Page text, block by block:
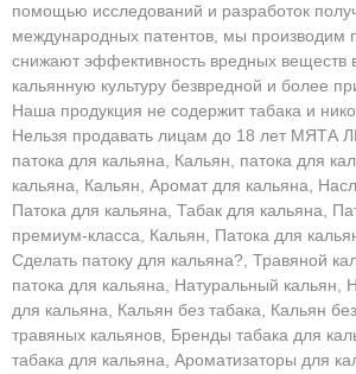
помощью исследований и разработок
международных патентов, мы производим
снижают эффективность вредных веществ
кальянную культуру безвредной и более
Наша продукция не содержит табака и
Нельзя продавать лицам до 18 лет МЯТА
патока для кальяна, Кальян, патока для
кальяна, Кальян, Аромат для кальяна,
Патока для кальяна, Табак для кальяна,
премиум-класса, Кальян, Патока для
Сделать патоку для кальяна?, Травяной
патока для кальяна, Натуральный кальян,
для кальяна, Кальян без табака, Кальян
травяных кальянов, Бренды табака для
табака для кальяна, Ароматизаторы для